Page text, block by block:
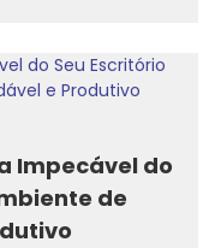
Impecável do
de